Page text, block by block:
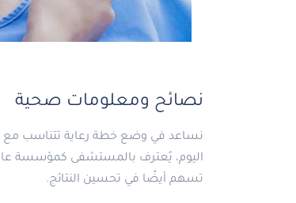
نصائح ومعلومات صحية
نساعد في وضع خطة رعاية تتناسب مع
اليوم، يُعترف بالمستشفى كمؤسسة
تسهم أيضًا في تحسين النتائج.